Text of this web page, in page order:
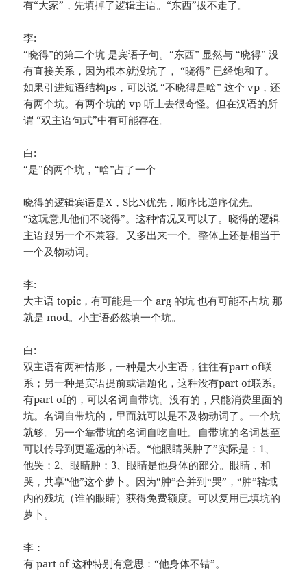
有“大家”，先填掉了逻辑主语。“东西”拔不走了。
李:
“晓得”的第二个坑 是宾语子句。“东西” 显然与 “晓得” 没
有直接关系，因为根本就没坑了， “晓得” 已经饱和了。
如果引进短语结构ps，可以说 “不晓得是啥” 这个 vp，还
有两个坑。有两个坑的 vp 听上去很奇怪。但在汉语的所
谓 “双主语句式”中有可能存在。
白:
“是”的两个坑，“啥”占了一个
晓得的逻辑宾语是X，S比N优先，顺序比逆序优先。
“这玩意儿他们不晓得”。这种情况又可以了。晓得的逻辑
主语跟另一个不兼容。又多出来一个。整体上还是相当于
一个及物动词。
李:
大主语 topic，有可能是一个 arg 的坑 也有可能不占坑 那
就是 mod。小主语必然填一个坑。
白:
双主语有两种情形，一种是大小主语，往往有part of联
系；另一种是宾语提前或话题化，这种没有part of联系。
有part of的，可以名词自带坑。没有的，只能消费里面的
坑。名词自带坑的，里面就可以是不及物动词了。一个坑
就够。另一个靠带坑的名词自吃自吐。自带坑的名词甚至
可以传导到更遥远的补语。“他眼睛哭肿了”实际是：1、
他哭；2、眼睛肿；3、眼睛是他身体的部分。眼睛，和
哭，共享“他”这个萝卜。因为“肿”合并到“哭”，“肿”辖域
内的残坑（谁的眼睛）获得免费额度。可以复用已填坑的
萝卜。
李：
有 part of 这种特别有意思：“他身体不错”。